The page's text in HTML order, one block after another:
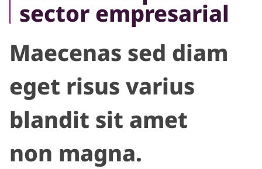
sector empresarial
Maecenas sed diam
eget risus varius
blandit sit amet
non magna.